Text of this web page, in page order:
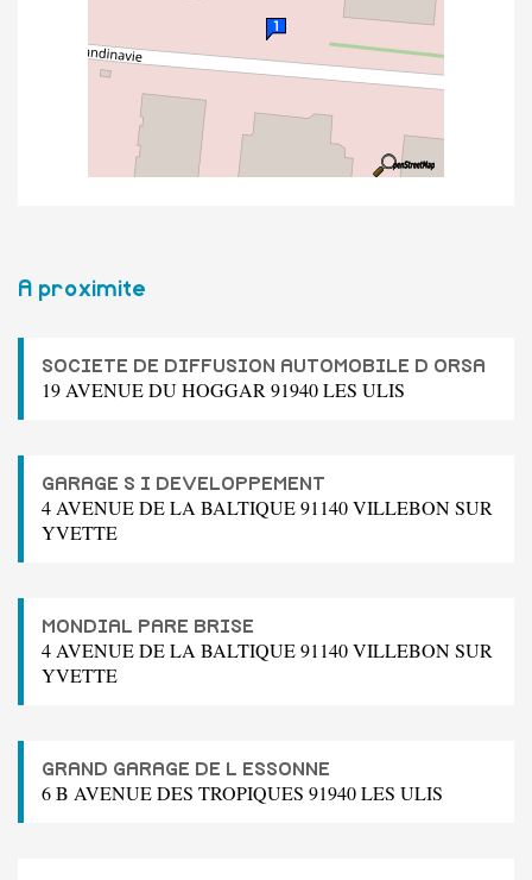
A proximite
SOCIETE DE DIFFUSION AUTOMOBILE D ORSA
19 AVENUE DU HOGGAR 91940 LES ULIS
GARAGE S I DEVELOPPEMENT
4 AVENUE DE LA BALTIQUE 91140 VILLEBON SUR
YVETTE
MONDIAL PARE BRISE
4 AVENUE DE LA BALTIQUE 91140 VILLEBON SUR
YVETTE
GRAND GARAGE DE L ESSONNE
6 B AVENUE DES TROPIQUES 91940 LES ULIS